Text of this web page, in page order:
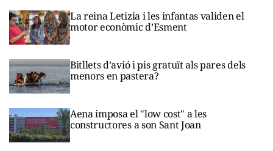
La reina Letizia i les infantas validen el
motor econòmic d’Esment
Bitllets d’avió i pis gratuït als pares dels
menors en pastera?
Aena imposa el "low cost" a les
constructores a son Sant Joan